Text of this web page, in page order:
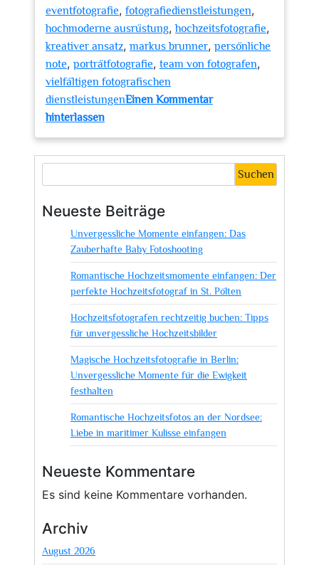
eventfotografie, fotografiedienstleistungen,
hochmoderne ausrüstung,hochzeitsfotografie,
kreativer ansatz, markus brunner, persönliche
note, porträtfotografie, team von fotografen,
vielfältigen fotografischen
dienstleistungenEinen Kommentar
hinterlassenzu
die
Kreativität
Brunner
Fotografie
in
München
Suchen
Neueste Beiträge
Unvergessliche Momente einfangen: Das
Zauberhafte Baby Fotoshooting
Romantische Hochzeitsmomente einfangen: Der
perfekte Hochzeitsfotograf in St. Pölten
Hochzeitsfotografen rechtzeitig buchen: Tipps
für unvergessliche Hochzeitsbilder
Magische Hochzeitsfotografie in Berlin:
Unvergessliche Momente für die Ewigkeit
festhalten
Romantische Hochzeitsfotos an der Nordsee:
Liebe in maritimer Kulisse einfangen
Neueste Kommentare
Es sind keine Kommentare vorhanden.
Archiv
August 2026